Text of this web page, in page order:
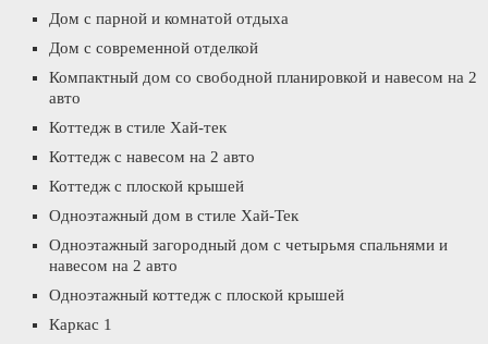
Дом с парной и комнатой отдыха
Дом с современной отделкой
Компактный дом со свободной планировкой и навесом на 2
авто
Коттедж в стиле Хай-тек
Коттедж с навесом на 2 авто
Коттедж с плоской крышей
Одноэтажный дом в стиле Хай-Тек
Одноэтажный загородный дом с четырьмя спальнями и
навесом на 2 авто
Одноэтажный коттедж с плоской крышей
Каркас 1